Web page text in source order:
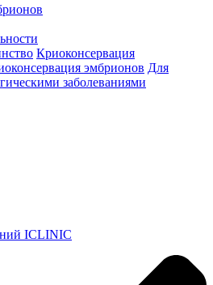
Криоконсервация
эмбрионов Для
заболеваниями
ICLINIC